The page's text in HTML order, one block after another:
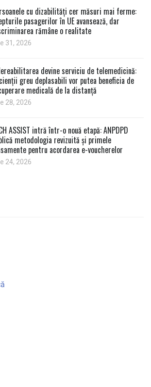
cu dizabilități cer măsuri mai ferme:
pasagerilor în UE avansează, dar
rămâne o realitate
31, 2026
devine serviciu de telemedicină:
greu deplasabili vor putea beneficia de
medicală de la distanță
28, 2026
ASSIST intră într-o nouă etapă: ANPDPD
metodologia revizuită și primele
pentru acordarea e-voucherelor
24, 2026